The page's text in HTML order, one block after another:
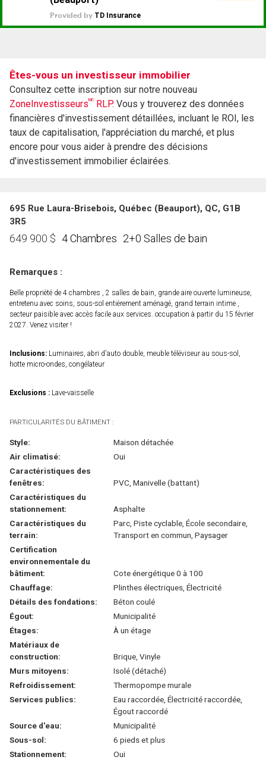
Êtes-vous un investisseur immobilier
Consultez cette inscription sur notre nouveau
ZoneInvestisseursMC RLP. Vous y trouverez des données
financières d'investissement détaillées, incluant le ROI, les
taux de capitalisation, l'appréciation du marché, et plus
encore pour vous aider à prendre des décisions
d'investissement immobilier éclairées.
695 Rue Laura-Brisebois, Québec (Beauport), QC, G1B
3R5
649 900 $ 4 Chambres 2+0 Salles de bain
Remarques :
Belle propriété de 4 chambres , 2 salles de bain, grande aire ouverte lumineuse,
entretenu avec soins, sous-sol entièrement aménagé, grand terrain intime ,
secteur paisible avec accès facile aux services. occupation à partir du 15 février
2027. Venez visiter !
Inclusions: Luminaires, abri d'auto double, meuble téléviseur au sous-sol,
hotte micro-ondes, congélateur
Exclusions : Lave-vaisselle
PARTICULARITÉS DU BÂTIMENT :
Style:
Maison détachée
Air climatisé:
Oui
Caractéristiques des
fenêtres:
PVC, Manivelle (battant)
Caractéristiques du
stationnement:
Asphalte
Caractéristiques du
terrain:
Parc, Piste cyclable, École secondaire,
Transport en commun, Paysager
Certification
environnementale du
bâtiment:
Cote énergétique 0 à 100
Chauffage:
Plinthes électriques, Électricité
Détails des fondations:
Béton coulé
Égout:
Municipalité
Étages:
À un étage
Matériaux de
construction:
Brique, Vinyle
Murs mitoyens:
Isolé (détaché)
Refroidissement:
Thermopompe murale
Services publics:
Eau raccordée, Électricité raccordée,
Égout raccordé
Source d'eau:
Municipalité
Sous-sol:
6 pieds et plus
Stationnement:
Oui